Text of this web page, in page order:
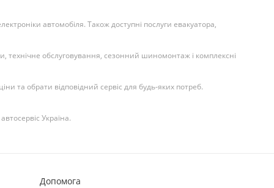
автомобіля. Також доступні послуги евакуатора,
технічне обслуговування, сезонний шиномонтаж і комплексні
та обрати відповідний сервіс для будь-яких потреб.
Україна.
Допомога